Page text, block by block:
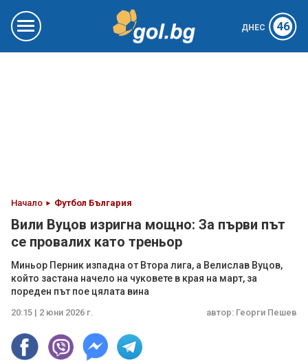
ДНЕС 46
Начало Футбол България
Вили Вуцов изригна мощно: За първи път
се провалих като треньор
Миньор Перник изпадна от Втора лига, а Велислав Вуцов,
който застана начело на чуковете в края на март, за
пореден път пое цялата вина
20:15 | 2 юни 2026 г. автор: Георги Пешев